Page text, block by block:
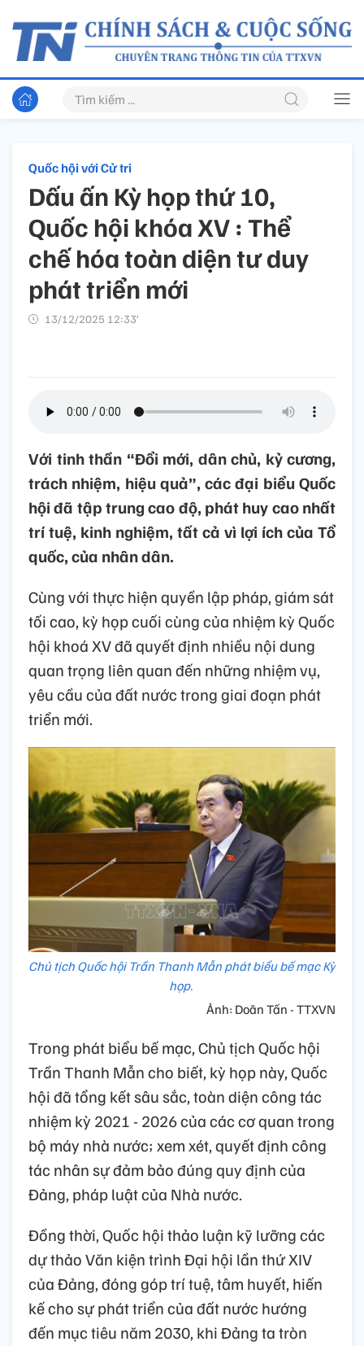
Quốc hội với Cử tri
Dấu ấn Kỳ họp thứ 10,
Quốc hội khóa XV : Thể
chế hóa toàn diện tư duy
phát triển mới
13/12/2025 12:33’
Với tinh thần “Đổi mới, dân chủ, kỷ cương,
trách nhiệm, hiệu quả”, các đại biểu Quốc
hội đã tập trung cao độ, phát huy cao nhất
trí tuệ, kinh nghiệm, tất cả vì lợi ích của Tổ
quốc, của nhân dân.
Cùng với thực hiện quyền lập pháp, giám sát
tối cao, kỳ họp cuối cùng của nhiệm kỳ Quốc
hội khoá XV đã quyết định nhiều nội dung
quan trọng liên quan đến những nhiệm vụ,
yêu cầu của đất nước trong giai đoạn phát
triển mới.
Chủ tịch Quốc hội Trần Thanh Mẫn phát biểu bế mạc Kỳ
họp.
Ảnh: Doãn Tấn - TTXVN
Trong phát biểu bế mạc, Chủ tịch Quốc hội
Trần Thanh Mẫn cho biết, kỳ họp này, Quốc
hội đã tổng kết sâu sắc, toàn diện công tác
nhiệm kỳ 2021 - 2026 của các cơ quan trong
bộ máy nhà nước; xem xét, quyết định công
tác nhân sự đảm bảo đúng quy định của
Đảng, pháp luật của Nhà nước.
Đồng thời, Quốc hội thảo luận kỹ lưỡng các
dự thảo Văn kiện trình Đại hội lần thứ XIV
của Đảng, đóng góp trí tuệ, tâm huyết, hiến
kế cho sự phát triển của đất nước hướng
đến mục tiêu năm 2030, khi Đảng ta tròn